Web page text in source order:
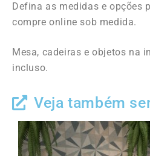
Defina as medidas e opções
compre online sob medida.
Mesa, cadeiras e objetos na
incluso.
Veja também